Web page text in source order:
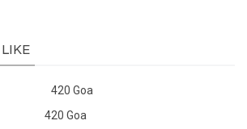
420 Goa